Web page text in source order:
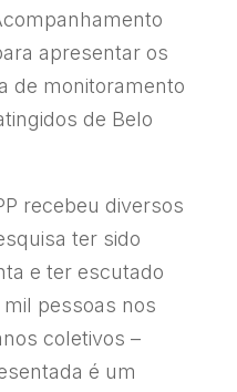
apresentar os
de monitoramento
de Belo
recebeu diversos
ter sido
e ter escutado
pessoas nos
coletivos –
é um